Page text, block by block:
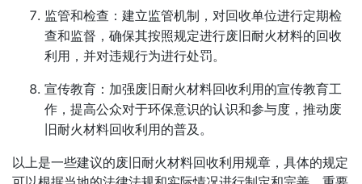
监管和检查：建立监管机制，对回收单位进行定期检
查和监督，确保其按照规定进行废旧耐火材料的回收
利用，并对违规行为进行处罚。
宣传教育：加强废旧耐火材料回收利用的宣传教育工
作，提高公众对于环保意识的认识和参与度，推动废
旧耐火材料回收利用的普及。
以上是一些建议的废旧耐火材料回收利用规章，具体的规定